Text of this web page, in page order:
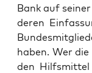
Bank auf
deren
haben. Wer
den Hil­f­s­mit­tel